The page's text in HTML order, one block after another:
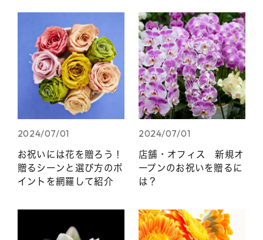
2024/07/01
お祝いには花を贈ろう！
贈るシーンと選び方のポ
イントを網羅して紹介
2024/07/01
店舗・オフィス 新規オ
ープンのお祝いを贈るに
は？